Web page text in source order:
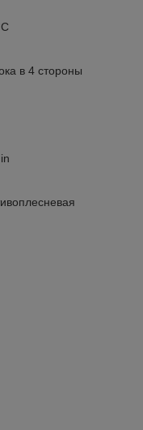
в 4 стороны